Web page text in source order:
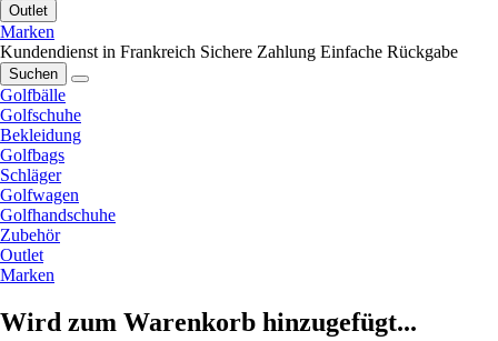
Outlet
Marken
Kundendienst in Frankreich Sichere Zahlung Einfache Rückgabe
Suchen
Golfbälle
Golfschuhe
Bekleidung
Golfbags
Schläger
Golfwagen
Golfhandschuhe
Zubehör
Outlet
Marken
Wird zum Warenkorb hinzugefügt...